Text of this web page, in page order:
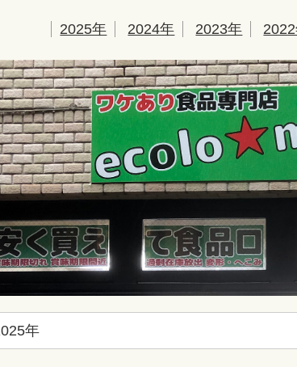
2025年 2024年 2023年
2025年